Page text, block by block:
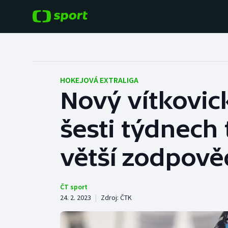
Hokej
Tenis
Atletika
Baseball a softbal
Basketbal
Biatlon
HOKEJOVÁ EXTRALIGA
Nový
šesti týdnech
větší
ČT sport
24. 2. 2023 | Zdroj: ČTK